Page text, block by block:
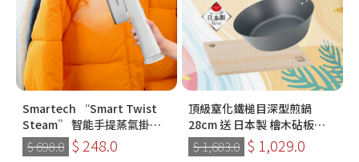
Smartech “Smart Twist
Steam” 智能手提蒸氣掛燙
機 (SS-8108)
$ 698.0 $ 248.0
頂級窒化鐵槌目深型煎鍋
28cm 送 日本製 檜木砧板
360*210*15mm
$ 1,683.0 $ 1,029.0